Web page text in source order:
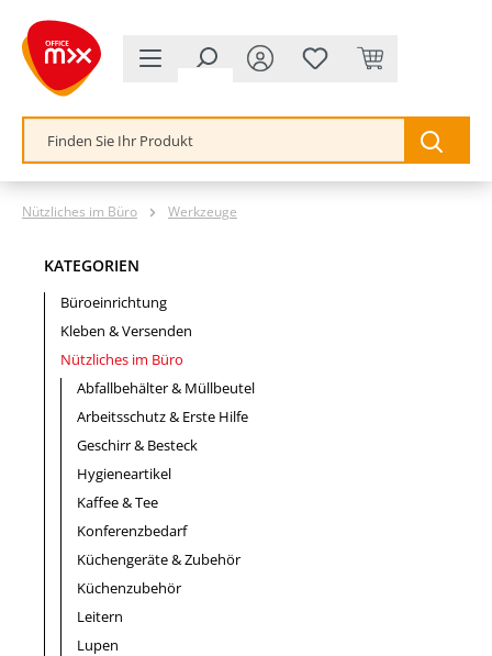
springen
Nützliches im Büro Werkzeuge
KATEGORIEN
Büroeinrichtung
Kleben & Versenden
Nützliches im Büro
Abfallbehälter & Müllbeutel
Arbeitsschutz & Erste Hilfe
Geschirr & Besteck
Hygieneartikel
Kaffee & Tee
Konferenzbedarf
Küchengeräte & Zubehör
Küchenzubehör
Leitern
Lupen